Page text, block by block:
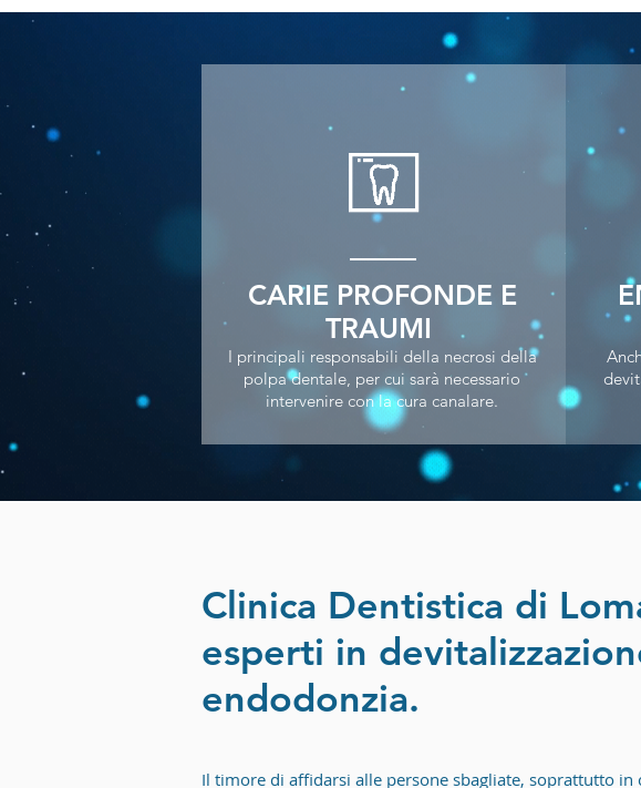
CARIE PROFONDE E
TRAUMI
I principali responsabili della necrosi della
polpa dentale, per cui sarà necessario
intervenire con la cura canalare.
Clinica Dentistica di
esperti in
endodonzia.
Il timore di affidarsi alle persone sbagliate, soprattutto in